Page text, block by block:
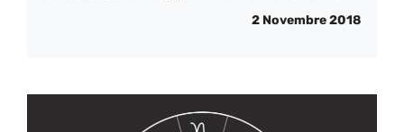
2 Novembre 2018